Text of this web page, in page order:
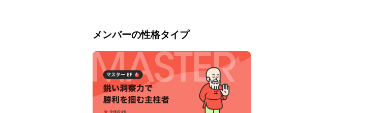
広告まで幅広く広告運用を展開しています。
ナルが集まり、数億円の広告費を使いながら、より良いパフォーマンスを得られる
を続けます。
その他にも、Line OAMやInstagramなどのSNS運用や自社製品のEC事業を展開する
メンバーの性格タイプ